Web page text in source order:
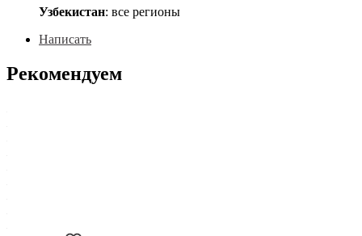
Узбекистан: все регионы
Написать
Рекомендуем